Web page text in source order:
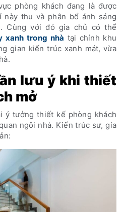
phòng khách đang là được
thu và phân bổ ánh sáng
Cùng với đó gia chủ có thể
xanh trong nhà tại chính khu
gian kiến trúc xanh mát, vừa
lưu ý khi thiết
mở
ý tưởng thiết kế phòng khách
ngôi nhà. Kiến trúc sư, gia